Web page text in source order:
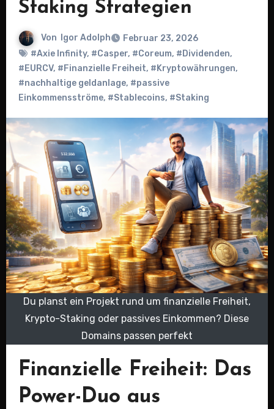
Staking Strategien
Von Igor Adolph
Februar 23, 2026
#Axie Infinity, #Casper, #Coreum, #Dividenden,
#EURCV, #Finanzielle Freiheit, #Kryptowährungen,
#nachhaltige geldanlage, #passive
Einkommensströme, #Stablecoins, #Staking
Du planst ein Projekt rund um finanzielle Freiheit,
Krypto-Staking oder passives Einkommen? Diese
Domains passen perfekt
Finanzielle Freiheit: Das
Power-Duo aus